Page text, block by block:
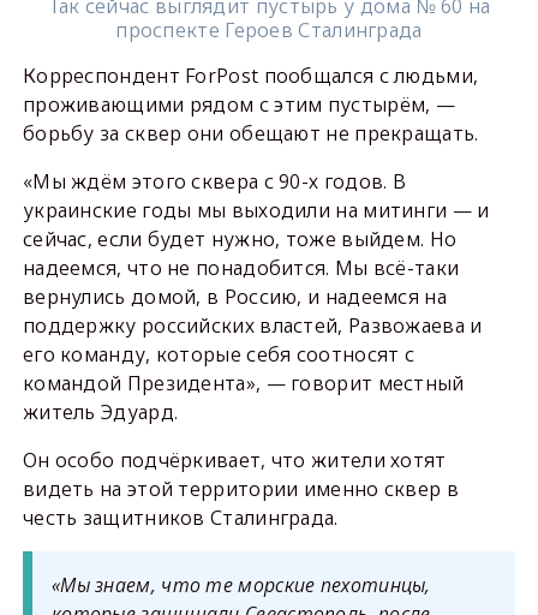
Так сейчас выглядит пустырь у дома № 60 на
проспекте Героев Сталинграда
Корреспондент ForPost пообщался с людьми,
проживающими рядом с этим пустырём, —
борьбу за сквер они обещают не прекращать.
«Мы ждём этого сквера с 90-х годов. В
украинские годы мы выходили на митинги — и
сейчас, если будет нужно, тоже выйдем. Но
надеемся, что не понадобится. Мы всё-таки
вернулись домой, в Россию, и надеемся на
поддержку российских властей, Развожаева и
его команду, которые себя соотносят с
командой Президента», — говорит местный
житель Эдуард.
Он особо подчёркивает, что жители хотят
видеть на этой территории именно сквер в
честь защитников Сталинграда.
«Мы знаем, что те морские пехотинцы,